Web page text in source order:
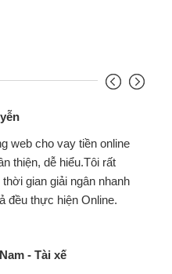
Mình cần tiền gấp nên
chiếc xe wave nhưng
gói vay tiền bằng CMND
cần gặp mặt nên rất tiện
bè biết
Cấn Văn Lực - Tạp hóa